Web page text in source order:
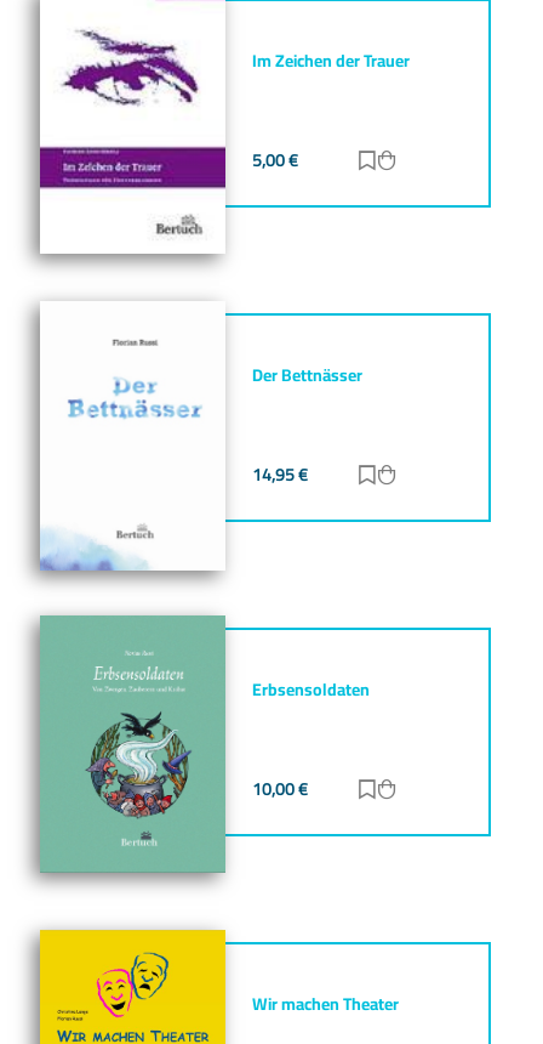
Im Zeichen der Trauer
5,00€ Zur Merkliste
Der Bettnässer
14,95€ Zur Merkliste
Erbsensoldaten
10,00€ Zur Merkliste
Wir machen Theater